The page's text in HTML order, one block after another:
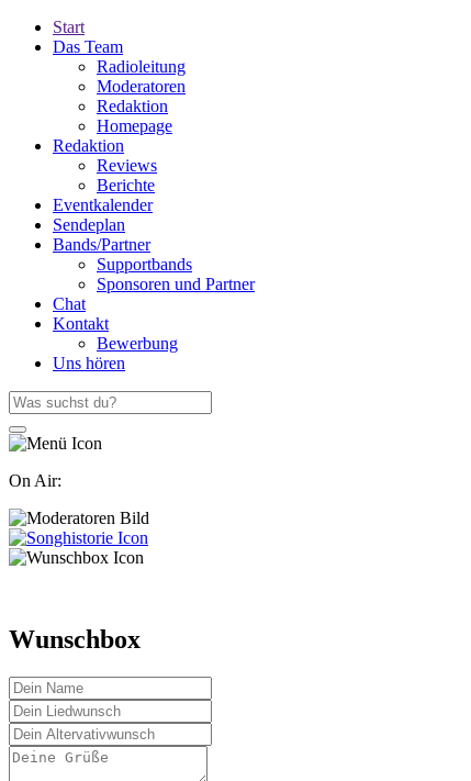
Start
Das Team
Radioleitung
Moderatoren
Redaktion
Homepage
Redaktion
Reviews
Berichte
Eventkalender
Sendeplan
Bands/Partner
Supportbands
Sponsoren und Partner
Chat
Kontakt
Bewerbung
Uns hören
On Air:
Wunschbox